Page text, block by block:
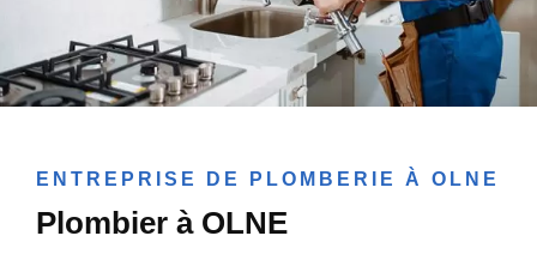
ENTREPRISE DE PLOMBERIE À OLNE
Plombier à OLNE